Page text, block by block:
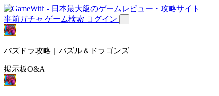
事前ガチャ ゲーム検索 ログイン
パズドラ攻略｜パズル＆ドラゴンズ
掲示板Q&A